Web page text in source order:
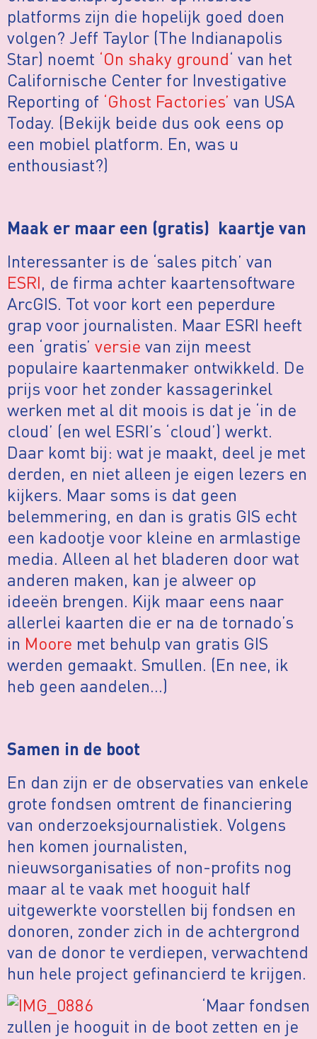
platforms zijn die hopelijk goed doen
volgen? Jeff Taylor (The Indianapolis
Star) noemt ‘On shaky ground‘ van het
Californische Center for Investigative
Reporting of ‘Ghost Factories’ van USA
Today. (Bekijk beide dus ook eens op
een mobiel platform. En, was u
enthousiast?)
Maak er maar een (gratis) kaartje van
Interessanter is de ‘sales pitch’ van
ESRI, de firma achter kaartensoftware
ArcGIS. Tot voor kort een peperdure
grap voor journalisten. Maar ESRI heeft
een ‘gratis’ versie van zijn meest
populaire kaartenmaker ontwikkeld. De
prijs voor het zonder kassagerinkel
werken met al dit moois is dat je ‘in de
cloud’ (en wel ESRI’s ‘cloud’) werkt.
Daar komt bij: wat je maakt, deel je met
derden, en niet alleen je eigen lezers en
kijkers. Maar soms is dat geen
belemmering, en dan is gratis GIS echt
een kadootje voor kleine en armlastige
media. Alleen al het bladeren door wat
anderen maken, kan je alweer op
ideeën brengen. Kijk maar eens naar
allerlei kaarten die er na de tornado’s
in Moore met behulp van gratis GIS
werden gemaakt. Smullen. (En nee, ik
heb geen aandelen…)
Samen in de boot
En dan zijn er de observaties van enkele
grote fondsen omtrent de financiering
van onderzoeksjournalistiek. Volgens
hen komen journalisten,
nieuwsorganisaties of non-profits nog
maar al te vaak met hooguit half
uitgewerkte voorstellen bij fondsen en
donoren, zonder zich in de achtergrond
van de donor te verdiepen, verwachtend
hun hele project gefinancierd te krijgen.
‘Maar fondsen
zullen je hooguit in de boot zetten en je